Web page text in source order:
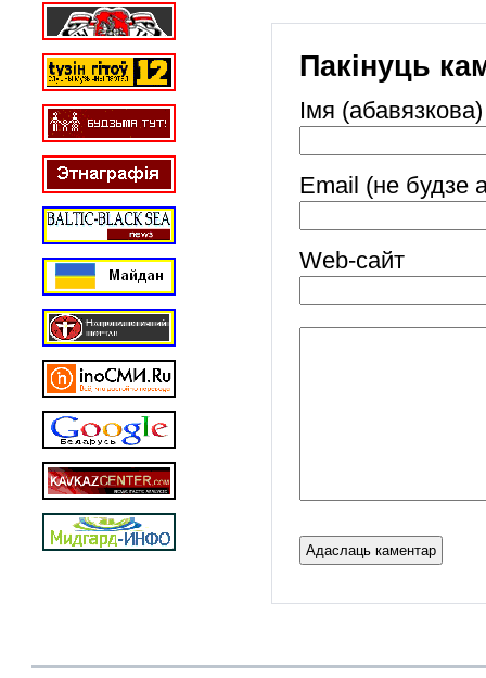
Пакінуць
Імя (абавязкова)
Email (не будзе
Web-cайт